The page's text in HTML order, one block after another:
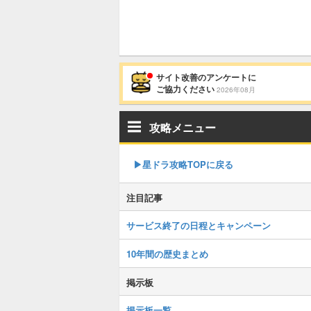
サイト改善のアンケートに
ご協力ください 2026年08月
攻略メニュー
▶︎星ドラ攻略TOPに戻る
注目記事
サービス終了の日程とキャンペーン
10年間の歴史まとめ
掲示板